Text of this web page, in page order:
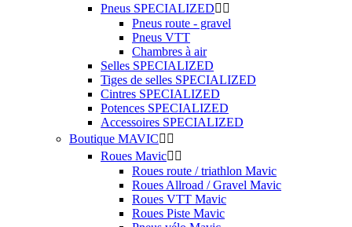
Pneus SPECIALIZED 
Pneus route - gravel
Pneus VTT
Chambres à air
Selles SPECIALIZED
Tiges de selles SPECIALIZED
Cintres SPECIALIZED
Potences SPECIALIZED
Accessoires SPECIALIZED
Boutique MAVIC 
Roues Mavic 
Roues route / triathlon Mavic
Roues Allroad / Gravel Mavic
Roues VTT Mavic
Roues Piste Mavic